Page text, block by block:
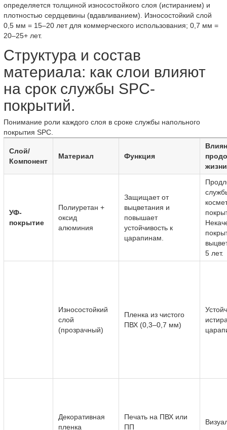
определяется толщиной износостойкого слоя (истиранием) и
плотностью сердцевины (вдавливанием). Износостойкий слой
0,5 мм = 15–20 лет для коммерческого использования; 0,7 мм =
20–25+ лет.
Структура и состав
материала: как слои влияют
на срок службы SPC-
покрытий.
Понимание роли каждого слоя в сроке службы напольного
покрытия SPC.
Слой/
Компонент
Материал Функция
жизни
УФ-
покрытие
Полиуретан +
оксид
алюминия
Защищает от
выцветания и
повышает
устойчивость к
царапинам.
5 лет.
Износостойкий
слой
(прозрачный)
Пленка из чистого
ПВХ (0,3–0,7 мм)
Декоративная
пленка
Печать на ПВХ или
ПП